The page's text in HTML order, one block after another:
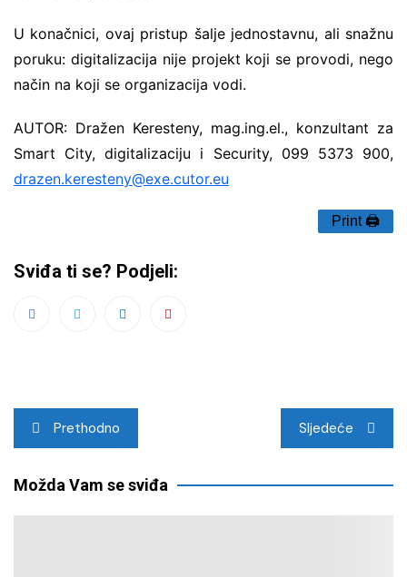
U konačnici, ovaj pristup šalje jednostavnu, ali snažnu
poruku: digitalizacija nije projekt koji se provodi, nego
način na koji se organizacija vodi.
AUTOR: Dražen Keresteny, mag.ing.el., konzultant za
Smart City, digitalizaciju i Security, 099 5373 900,
drazen.keresteny@exe.cutor.eu
Print 🖨
Sviđa ti se? Podjeli:
Navigacija
objava
Prethodno Sljedeće
Možda Vam se sviđa